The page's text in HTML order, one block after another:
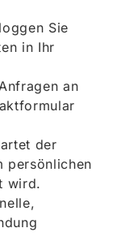
Sie
in Ihr
an
der
persönlichen
wird.